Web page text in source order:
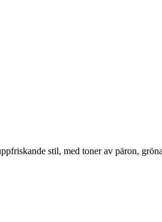
stil, med toner av päron,